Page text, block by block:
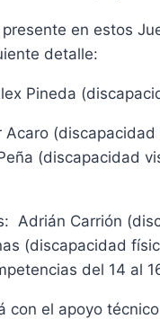
en estos
detalle:
Pineda
(discapacidad
Adrián Carrión
(discapacidad
del 14 al
con el apoyo